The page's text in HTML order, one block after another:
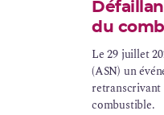
du
Le 29 juillet
(ASN) un
retranscrivant
combustible.